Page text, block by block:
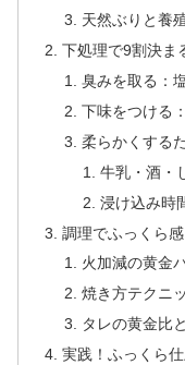
天然ぶりと養
下処理で9割決ま
臭みを取る：
下味をつける
柔らかくする
牛乳・酒・
浸け込み時
調理でふっくら
火加減の黄金
焼き方テクニ
タレの黄金比
実践！ふっくら